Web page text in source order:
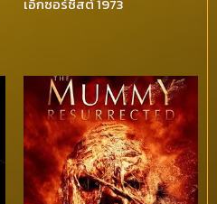
เอ็กซอร์ซิสต์ 1973